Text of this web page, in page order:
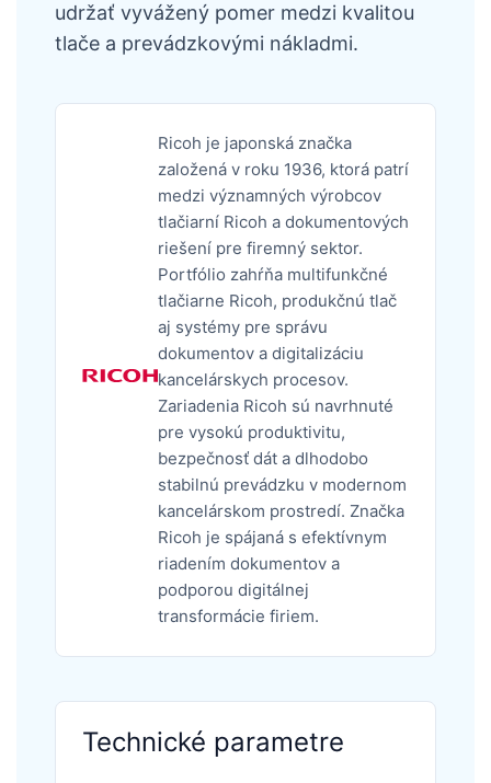
udržať vyvážený pomer medzi kvalitou
tlače a prevádzkovými nákladmi.
Ricoh je japonská značka
založená v roku 1936, ktorá patrí
medzi významných výrobcov
tlačiarní Ricoh a dokumentových
riešení pre firemný sektor.
Portfólio zahŕňa multifunkčné
tlačiarne Ricoh, produkčnú tlač
aj systémy pre správu
dokumentov a digitalizáciu
kancelárskych procesov.
Zariadenia Ricoh sú navrhnuté
pre vysokú produktivitu,
bezpečnosť dát a dlhodobo
stabilnú prevádzku v modernom
kancelárskom prostredí. Značka
Ricoh je spájaná s efektívnym
riadením dokumentov a
podporou digitálnej
transformácie firiem.
Technické parametre